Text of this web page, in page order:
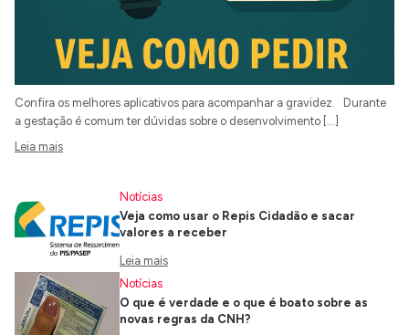
Confira os melhores aplicativos para acompanhar a gravidez. Durante
a gestação é comum ter dúvidas sobre o desenvolvimento […]
Leia mais
Notícias
Veja como usar o Repis Cidadão e sacar
valores a receber
Leia mais
Notícias
O que é verdade e o que é boato sobre as
novas regras da CNH?